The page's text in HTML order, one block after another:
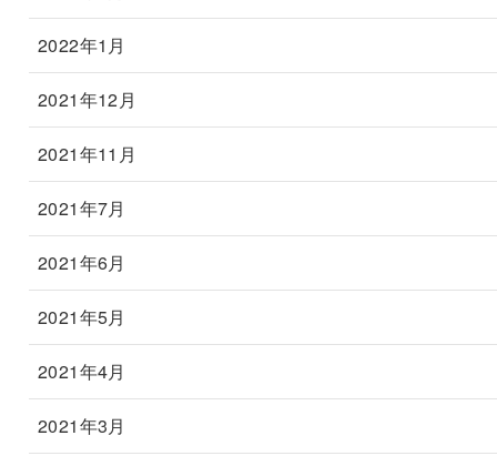
2022年1月
2021年12月
2021年11月
2021年7月
2021年6月
2021年5月
2021年4月
2021年3月